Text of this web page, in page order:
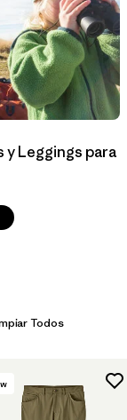
y Leggings para
Todos